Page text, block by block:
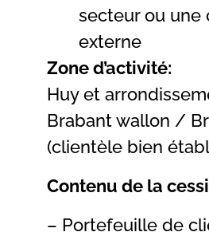
secteur ou une
externe
Zone d’activité:
Huy et
Brabant wallon /
(clientèle bien
Contenu de la
– Portefeuille de